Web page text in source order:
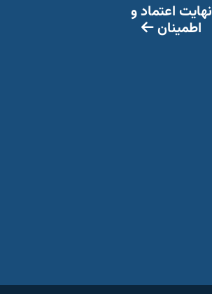
نهایت اعتماد و
اطمینان